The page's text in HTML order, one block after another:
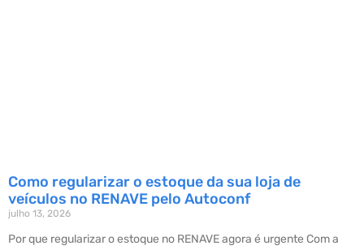
Como regularizar o estoque da sua loja de
veículos no RENAVE pelo Autoconf
julho 13, 2026
Por que regularizar o estoque no RENAVE agora é urgente Com a